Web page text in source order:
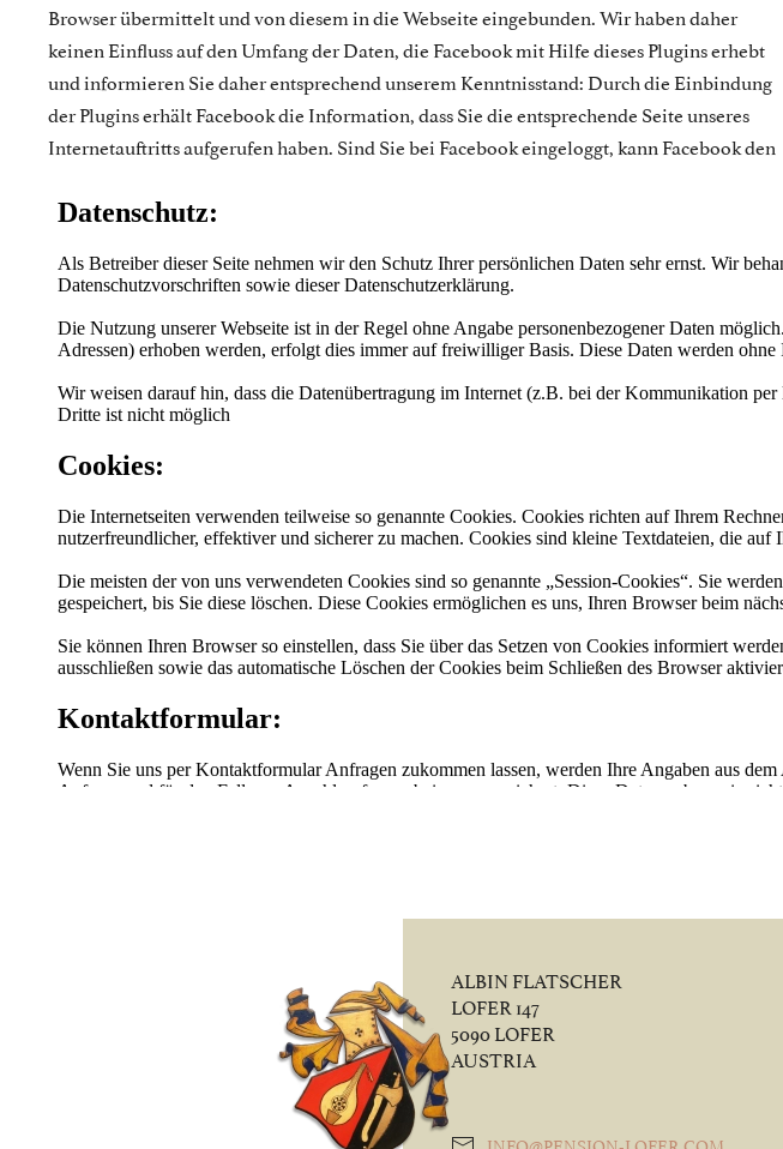
Browser übermittelt und von diesem in die Webseite eingebunden. Wir haben daher
keinen Einfluss auf den Umfang der Daten, die Facebook mit Hilfe dieses Plugins erhebt
und informieren Sie daher entsprechend unserem Kenntnisstand: Durch die Einbindung
der Plugins erhält Facebook die Information, dass Sie die entsprechende Seite unseres
Internetauftritts aufgerufen haben. Sind Sie bei Facebook eingeloggt, kann Facebook den
ALBIN FLATSCHER
LOFER 147
5090 LOFER
AUSTRIA